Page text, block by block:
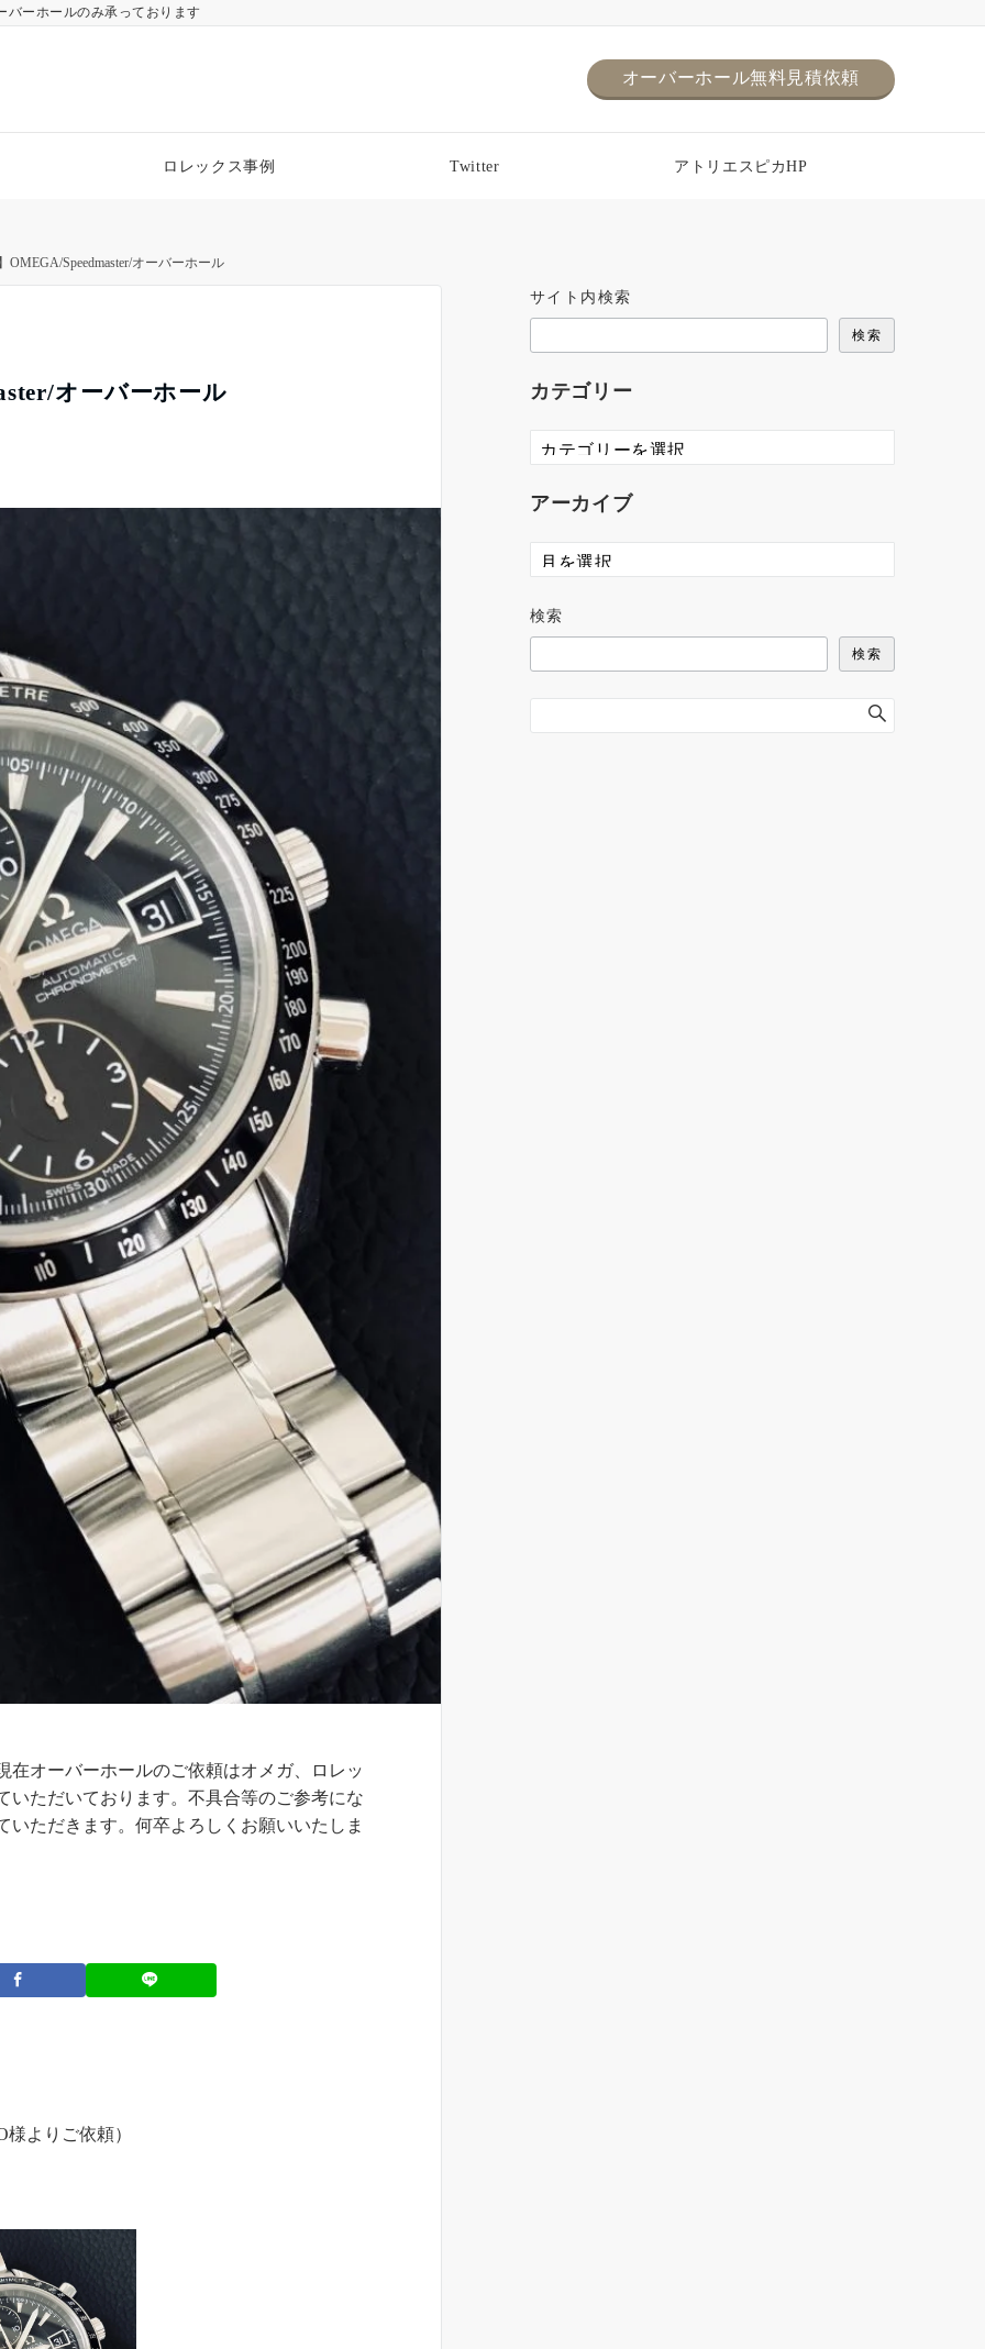
バーホールのみ承っております
オーバーホール無料見積依頼
ロレックス事例 Twitter アトリエスピカHP
OMEGA/Speedmaster/オーバーホール
オーバーホール
オーバーホールのご依頼はオメガ、ロレッ
いただいております。不具合等のご参考にな
ただきます。何卒よろしくお願いいたしま
よりご依頼）
サイト内検索
検索
カテゴリー
アーカイブ
検索
検索